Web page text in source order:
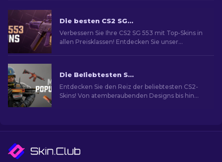
Die besten CS2 SG 553 Skins [2026]
Verbessern Sie Ihre CS2 SG 553 mit Top-Skins in
allen Preisklassen! Entdecken Sie unser
Die Beliebtesten Skins in CS2
Entdecken Sie den Reiz der beliebtesten CS2-
Skins! Von atemberaubenden Designs bis hin